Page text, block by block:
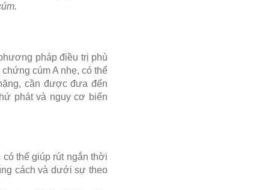
pháp điều trị phù
cúm A nhẹ, có thể
cần được đưa đến
phát và nguy cơ biến
thể giúp rút ngắn thời
cách và dưới sự theo